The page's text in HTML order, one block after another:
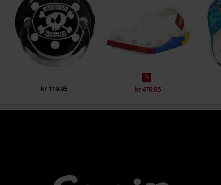
kr 119.95
%
kr 479.95